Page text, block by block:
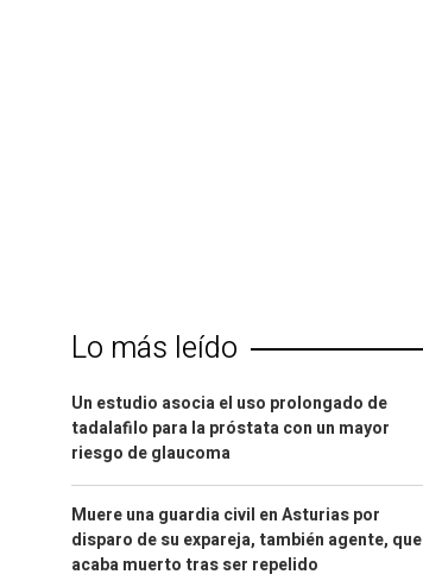
Lo más leído
Un estudio asocia el uso prolongado de
tadalafilo para la próstata con un mayor
riesgo de glaucoma
Muere una guardia civil en Asturias por
disparo de su expareja, también agente, que
acaba muerto tras ser repelido